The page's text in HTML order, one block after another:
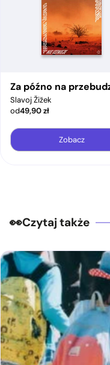
Za późno na
Slavoj Žižek
od49,90zł
Zobacz
Czytaj także